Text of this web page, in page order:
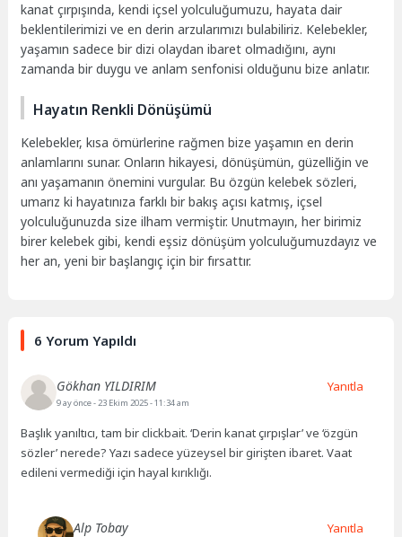
kanat çırpışında, kendi içsel yolculuğumuzu, hayata dair
beklentilerimizi ve en derin arzularımızı bulabiliriz. Kelebekler,
yaşamın sadece bir dizi olaydan ibaret olmadığını, aynı
zamanda bir duygu ve anlam senfonisi olduğunu bize anlatır.
Hayatın Renkli Dönüşümü
Kelebekler, kısa ömürlerine rağmen bize yaşamın en derin
anlamlarını sunar. Onların hikayesi, dönüşümün, güzelliğin ve
anı yaşamanın önemini vurgular. Bu özgün kelebek sözleri,
umarız ki hayatınıza farklı bir bakış açısı katmış, içsel
yolculuğunuzda size ilham vermiştir. Unutmayın, her birimiz
birer kelebek gibi, kendi eşsiz dönüşüm yolculuğumuzdayız ve
her an, yeni bir başlangıç için bir fırsattır.
6 Yorum Yapıldı
Gökhan YILDIRIM
9 ay önce- 23 Ekim 2025 - 11:34 am
Başlık yanıltıcı, tam bir clickbait. ‘Derin kanat çırpışlar’ ve ‘özgün
sözler’ nerede? Yazı sadece yüzeysel bir girişten ibaret. Vaat
edileni vermediği için hayal kırıklığı.
Yanıtla
Alp Tobay Yanıtla